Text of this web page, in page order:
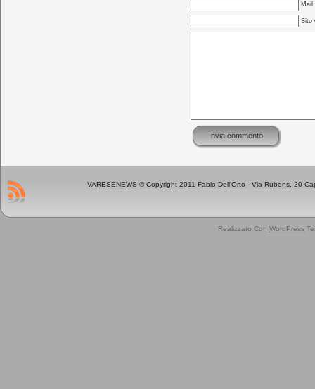
Mail
Sito
VARESENEWS © Copyright 2011 Fabio Dell'Orto - Via Rubens, 20
Realizzato Con WordPress